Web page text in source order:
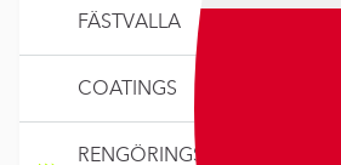
FÄSTVALLA
COATINGS
RENGÖRINGS- OCH